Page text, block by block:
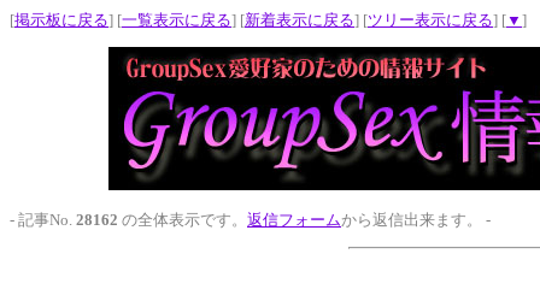
[掲示板に戻る] [一覧表示に戻る] [新着表示に戻る] [ツリー表示に戻る] [▼ ]
- 記事No. 28162 の全体表示です。 返信フォームから返信出来ます。 -